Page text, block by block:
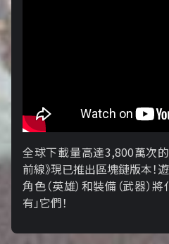
全球下載量高達3,800萬次
前線》現已推出區塊鏈版本
角色（英雄）和裝備（武器）
有」它們！